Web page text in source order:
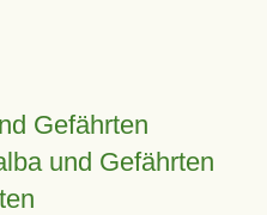
Gefährten
und Gefährten